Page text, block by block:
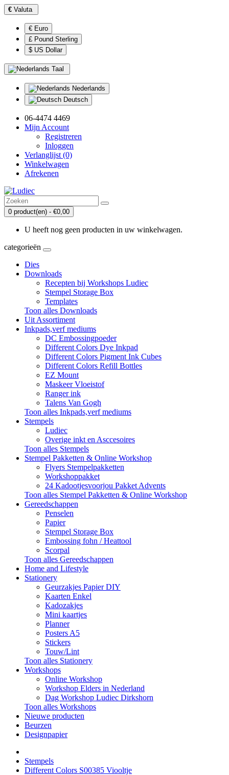
€ Valuta
€ Euro
£ Pound Sterling
$ US Dollar
Taal
Nederlands
Deutsch
06-4474 4469
Mijn Account
Registreren
Inloggen
Verlanglijst (0)
Winkelwagen
Afrekenen
0 product(en) - €0,00
U heeft nog geen producten in uw winkelwagen.
categorieën
Dies
Downloads
Recepten bij Workshops Ludiec
Stempel Storage Box
Templates
Toon alles Downloads
Uit Assortiment
Inkpads,verf mediums
DC Embossingpoeder
Different Colors Dye Inkpad
Different Colors Pigment Ink Cubes
Different Colors Refill Bottles
EZ Mount
Maskeer Vloeistof
Ranger ink
Talens Van Gogh
Toon alles Inkpads,verf mediums
Stempels
Ludiec
Overige inkt en Asccesoires
Toon alles Stempels
Stempel Pakketten & Online Workshop
Flyers Stempelpakketten
Workshoppakket
24 Kadootjesvoorjou Pakket Advents
Toon alles Stempel Pakketten & Online Workshop
Gereedschappen
Penselen
Papier
Stempel Storage Box
Embossing fohn / Heattool
Scorpal
Toon alles Gereedschappen
Home and Lifestyle
Stationery
Geurzakjes Papier DIY
Kaarten Enkel
Kadozakjes
Mini kaartjes
Planner
Posters A5
Stickers
Touw/Lint
Toon alles Stationery
Workshops
Online Workshop
Workshop Elders in Nederland
Dag Workshop Ludiec Dirkshorn
Toon alles Workshops
Nieuwe producten
Beurzen
Designpapier
Stempels
Different Colors S00385 Viooltje